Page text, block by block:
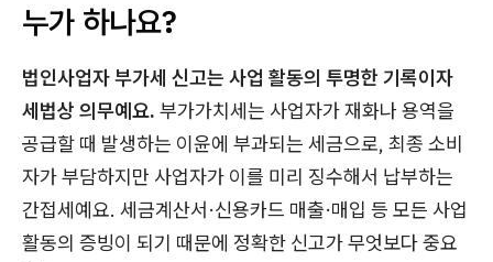
누가 하나요?
법인사업자 부가세 신고는 사업 활동의 투명한 기록이자
세법상 의무예요. 부가가치세는 사업자가 재화나 용역을
공급할 때 발생하는 이윤에 부과되는 세금으로, 최종 소비
자가 부담하지만 사업자가 이를 미리 징수해서 납부하는
간접세예요. 세금계산서·신용카드 매출·매입 등 모든 사업
활동의 증빙이 되기 때문에 정확한 신고가 무엇보다 중요